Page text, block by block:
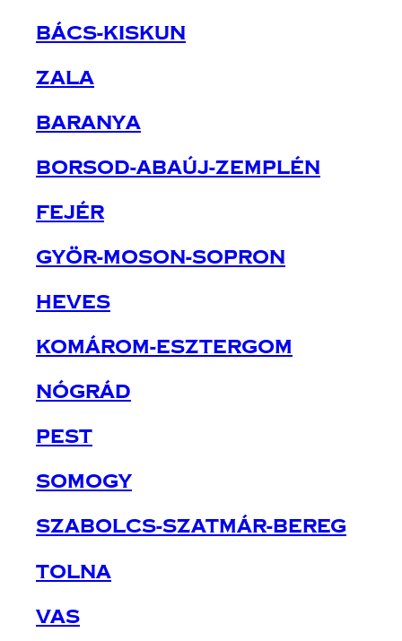
Bács-Kiskun
Zala
Baranya
Borsod-Abaúj-Zemplén
Fejér
Györ-Moson-Sopron
Heves
Komárom-Esztergom
Nógrád
Pest
Somogy
Szabolcs-Szatmár-Bereg
Tolna
Vas